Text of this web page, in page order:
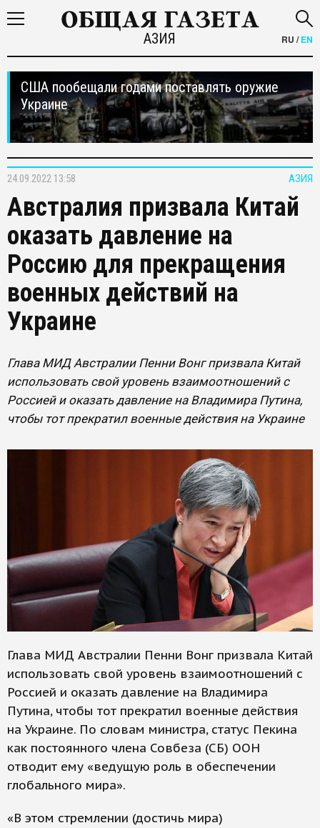
АЗИЯ RU /EN
США пообещали годами поставлять оружие
Украине
АЗИЯ
24.09.2022 13:58
Австралия призвала Китай
оказать давление на
Россию для прекращения
военных действий на
Украине
Глава МИД Австралии Пенни Вонг призвала Китай
использовать свой уровень взаимоотношений с
Россией и оказать давление на Владимира Путина,
чтобы тот прекратил военные действия на Украине
Глава МИД Австралии Пенни Вонг призвала Китай
использовать свой уровень взаимоотношений с
Россией и оказать давление на Владимира
Путина, чтобы тот прекратил военные действия
на Украине. По словам министра, статус Пекина
как постоянного члена Совбеза (СБ) ООН
отводит ему «ведущую роль в обеспечении
глобального мира».
«В этом стремлении (достичь мира)